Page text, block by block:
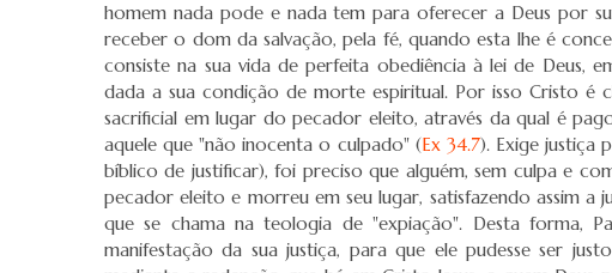
homem nada pode e nada tem para oferecer a Deus por
receber o dom da salvação, pela fé, quando esta lhe é
consiste na sua vida de perfeita obediência à lei de Deus,
dada a sua condição de morte espiritual. Por isso Cristo
sacrificial em lugar do pecador eleito, através da qual é
aquele que "não inocenta o culpado" (Ex 34.7). Exige justiça
bíblico de justificar), foi preciso que alguém, sem culpa e
pecador eleito e morreu em seu lugar, satisfazendo assim
que se chama na teologia de "expiação". Desta forma,
manifestação da sua justiça, para que ele pudesse ser